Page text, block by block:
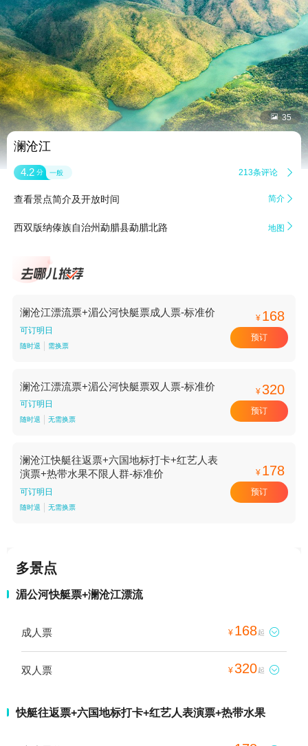
 35
澜沧江
4.2 分 一般 213条评论 
查看景点简介及开放时间 简介 
西双版纳傣族自治州勐腊县勐腊北路 地图 
澜沧江漂流票+湄公河快艇票成人票-标准价
可订明日
随时退 需换票
¥ 168
预订
澜沧江漂流票+湄公河快艇票双人票-标准价
可订明日
随时退 无需换票
¥320
预订
澜沧江快艇往返票+六国地标打卡+红艺人表
演票+热带水果不限人群-标准价
可订明日
随时退 无需换票
¥ 178
预订
多景点
湄公河快艇票+澜沧江漂流
成人票 ¥ 168起 
双人票 ¥320起 
快艇往返票+六国地标打卡+红艺人表演票+热带水果
